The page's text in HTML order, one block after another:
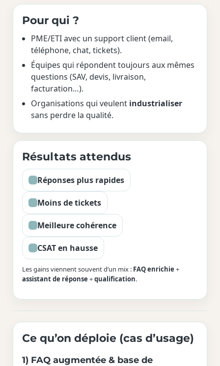
Pour qui ?
PME/ETI avec un support client (email,
téléphone, chat, tickets).
Équipes qui répondent toujours aux mêmes
questions (SAV, devis, livraison,
facturation…).
Organisations qui veulent industrialiser
sans perdre la qualité.
Résultats attendus
Réponses plus rapides
Moins de tickets
Meilleure cohérence
CSAT en hausse
Les gains viennent souvent d’un mix : FAQ enrichie +
assistant de réponse +qualification.
Ce qu’on déploie (cas d’usage)
1) FAQ augmentée & base de